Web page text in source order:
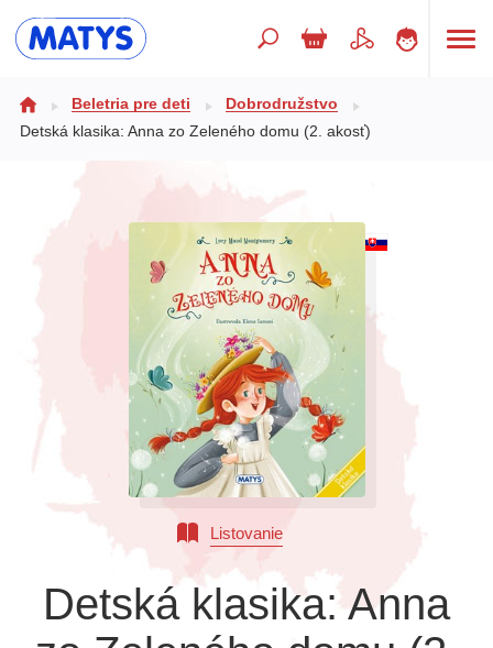
Doplnkový sortiment
Populárno - náučné pre deti
Výchova a pedagogika
Beletria pre deti
Dobrodružstvo
Detská klasika: Anna zo Zeleného domu (2. akosť)
Listovanie
Detská klasika: Anna